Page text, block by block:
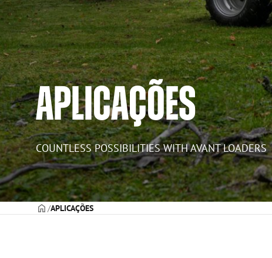
APLICAÇÕES
COUNTLESS POSSIBILITIES WITH AVANT LOADERS
CAPAAPLICAÇÕES